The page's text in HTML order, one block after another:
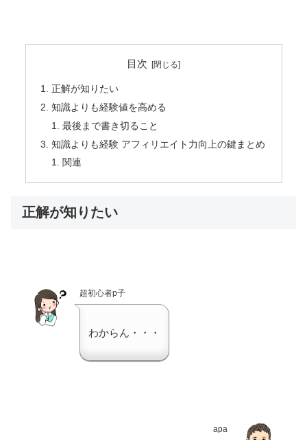
目次
正解が知りたい
知識よりも経験値を高める
最後まで書き切ること
知識よりも経験 アフィリエイト力向上の鍵まとめ
関連
正解が知りたい
超初心者p子
わからん・・・
apa